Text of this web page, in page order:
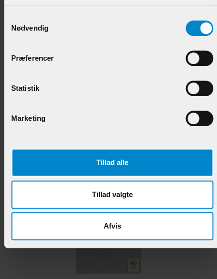
Nødvendig
Præferencer
Statistik
Marketing
Tillad alle
Tillad valgte
Afvis
524,95 DKK/M